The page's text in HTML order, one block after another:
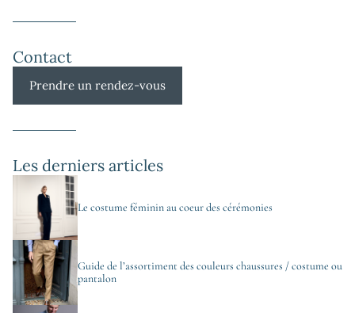
Contact
Prendre un rendez-vous
Les derniers articles
Le costume féminin au coeur des cérémonies
Guide de l’assortiment des couleurs chaussures / costume ou
pantalon